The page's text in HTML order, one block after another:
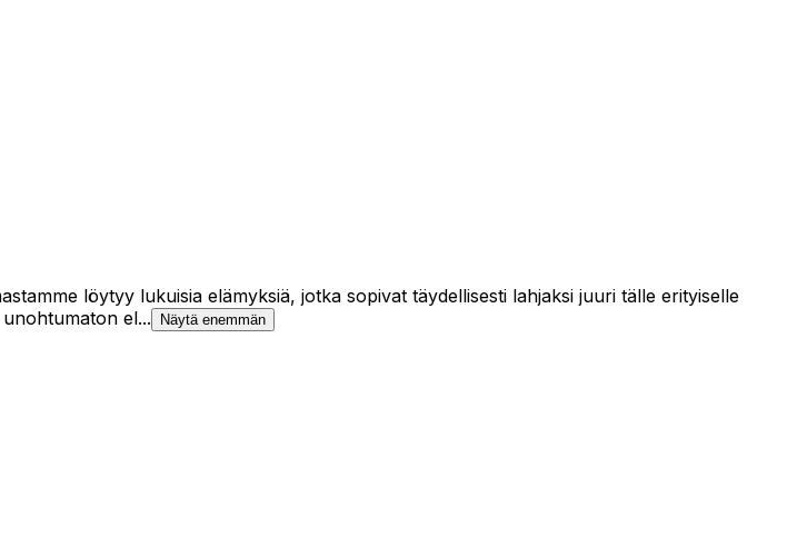
löytyy lukuisia elämyksiä, jotka sopivat täydellisesti lahjaksi juuri tälle erityiselle
el...
Näytä enemmän